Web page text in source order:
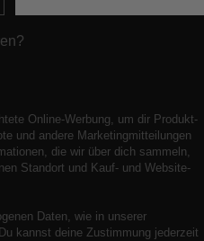
Online-Werbung, um dir Produkt-
und andere Marketingmitteilungen
die wir über dich sammeln,
Standort und Kauf- und Website-
Daten, wie in unserer
kannst deine Zustimmung jederzeit